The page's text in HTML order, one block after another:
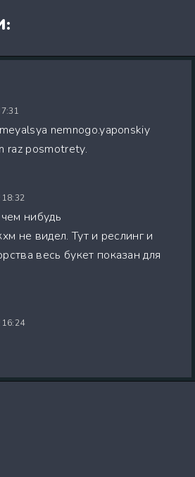
nemnogo.yaponskiy
raz posmotrety.
нибудь
не видел. Тут и реслинг и
весь букет показан для